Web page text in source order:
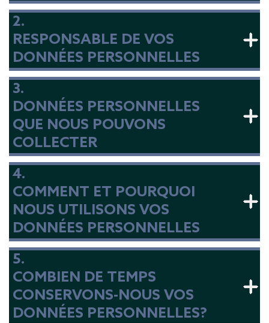
2.
RESPONSABLE DE VOS
DONNÉES PERSONNELLES
3.
DONNÉES PERSONNELLES
QUE NOUS POUVONS
COLLECTER
4.
COMMENT ET POURQUOI
NOUS UTILISONS VOS
DONNÉES PERSONNELLES
5.
COMBIEN DE TEMPS
CONSERVONS-NOUS VOS
DONNÉES PERSONNELLES?